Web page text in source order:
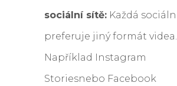
sociální sítě:Každá
preferuje jiný formát videa.
Například Instagram
Storiesnebo Facebook